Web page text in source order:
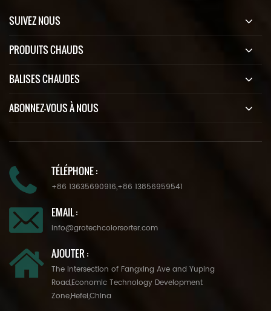
SUIVEZ NOUS
PRODUITS CHAUDS
BALISES CHAUDES
ABONNEZ-VOUS À NOUS
TÉLÉPHONE :
+86 13635690916,+86 13856959541
EMAIL :
info@grotechcolorsorter.com
AJOUTER :
The Intersection of Fangxing Ave and Yuping
Road,Economic Technology Development
Zone,Hefei,China